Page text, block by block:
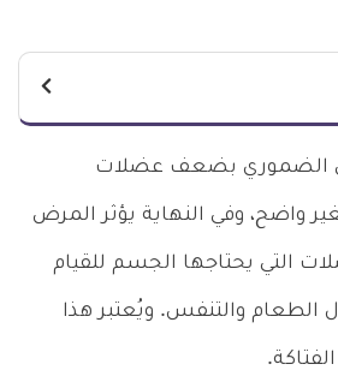
الضموري بضعف عضلات
واضح، وفي النهاية يؤثر المرض
التي يحتاجها الجسم للقيام
الطعام والتنفس. ويُعتبر هذا